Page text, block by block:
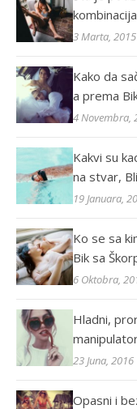
3 Marta, 2015
Kako da
a prema
4 Novembra,
Kakvi su
na stvar,
19 Januara,
Ko se sa
Bik sa
6 Oktobra,
Hladni,
23 Juna, 2016
Opasni i